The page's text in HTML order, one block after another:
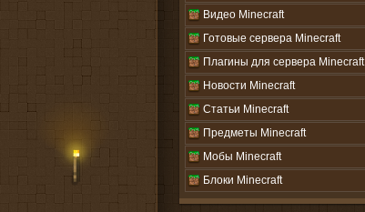
Видео Minecraft
Готовые сервера Minecraft
Плагины для сервера Minecraft
Новости Minecraft
Статьи Minecraft
Предметы Minecraft
Мобы Minecraft
Блоки Minecraft